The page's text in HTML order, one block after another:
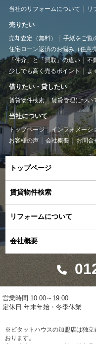
当社のリフォームについて リ
売りたい
売却査定（無料） 手紙をご覧
住宅ローン返済のお悩み（任意
「仲介」と「買取」の違い
不
少しでも高く売るポイント
よ
借りたい・貸したい
賃貸物件検索 賃貸管理につい
当社について
トップページ インフォメーシ
お客様の声
会社概要 お問合
トップページ
賃貸物件検索
リフォームについて
会社概要
営業時間 10:00～19:00
定休日 年末年始・冬季休業
※ピタットハウスの加盟店は独立
おります。